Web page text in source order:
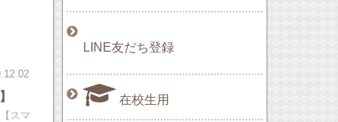
スマ
LINE友だち登録
在校生用